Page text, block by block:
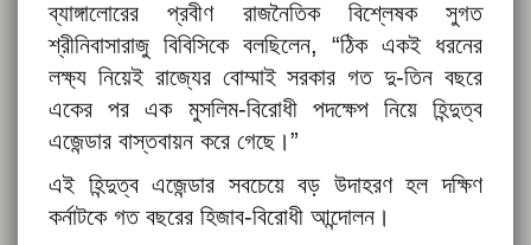
ব্যাঙ্গালোরের প্রবীণ রাজনৈতিক বিশ্লেষক সুগত
শ্রীনিবাসারাজু বিবিসিকে বলছিলেন, “ঠিক একই ধরনের
লক্ষ্য নিয়েই রাজ্যের বোম্মাই সরকার গত দু-তিন বছরে
একের পর এক মুসলিম-বিরোধী পদক্ষেপ নিয়ে হিন্দুত্ব
এজেন্ডার বাস্তবায়ন করে গেছে।”
এই হিন্দুত্ব এজেন্ডার সবচেয়ে বড় উদাহরণ হল দক্ষিণ
কর্নাটকে গত বছরের হিজাব-বিরোধী আন্দোলন।